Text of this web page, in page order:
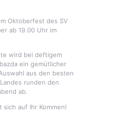
Oktoberfest des SV
ab 19.00 Uhr im
wird bei deftigem
ein gemütlicher
aus den besten
runden den
ab.
sich auf Ihr Kommen!